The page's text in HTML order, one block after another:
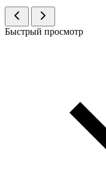
Быстрый просмотр